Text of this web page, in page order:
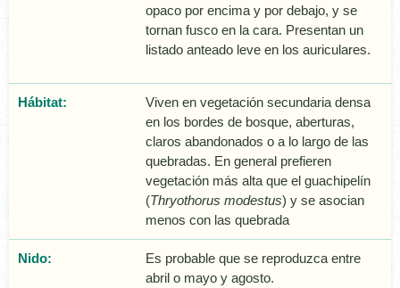
opaco por encima y por debajo, y se
tornan fusco en la cara. Presentan un
listado anteado leve en los auriculares.
Hábitat:
Viven en vegetación secundaria densa
en los bordes de bosque, aberturas,
claros abandonados o a lo largo de las
quebradas. En general prefieren
vegetación más alta que el guachipelí­n
(Thryothorus modestus) y se asocian
menos con las quebrada
Nido:
Es probable que se reproduzca entre
abril o mayo y agosto.